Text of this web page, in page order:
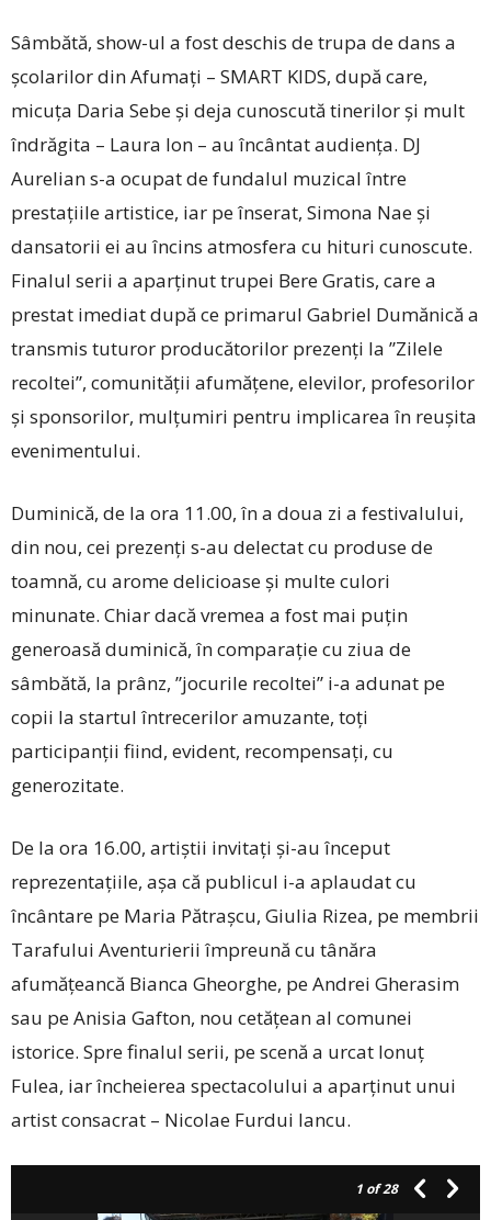
Sâmbătă, show-ul a fost deschis de trupa de dans a
școlarilor din Afumați – SMART KIDS, după care,
micuța Daria Sebe și deja cunoscută tinerilor și mult
îndrăgita – Laura Ion – au încântat audiența. DJ
Aurelian s-a ocupat de fundalul muzical între
prestațiile artistice, iar pe înserat, Simona Nae și
dansatorii ei au încins atmosfera cu hituri cunoscute.
Finalul serii a aparținut trupei Bere Gratis, care a
prestat imediat după ce primarul Gabriel Dumănică a
transmis tuturor producătorilor prezenți la ”Zilele
recoltei”, comunității afumățene, elevilor, profesorilor
și sponsorilor, mulțumiri pentru implicarea în reușita
evenimentului.
Duminică, de la ora 11.00, în a doua zi a festivalului,
din nou, cei prezenți s-au delectat cu produse de
toamnă, cu arome delicioase și multe culori
minunate. Chiar dacă vremea a fost mai puțin
generoasă duminică, în comparație cu ziua de
sâmbătă, la prânz, ”jocurile recoltei” i-a adunat pe
copii la startul întrecerilor amuzante, toți
participanții fiind, evident, recompensați, cu
generozitate.
De la ora 16.00, artiștii invitați și-au început
reprezentațiile, așa că publicul i-a aplaudat cu
încântare pe Maria Pătrașcu, Giulia Rizea, pe membrii
Tarafului Aventurierii împreună cu tânăra
afumățeancă Bianca Gheor­ghe, pe Andrei Gherasim
sau pe Anisia Gafton, nou cetățean al comunei
istorice. Spre finalul serii, pe scenă a urcat Ionuț
Fulea, iar încheierea spectacolului a aparținut unui
artist consacrat – Nicolae Furdui Iancu.
1 of 28